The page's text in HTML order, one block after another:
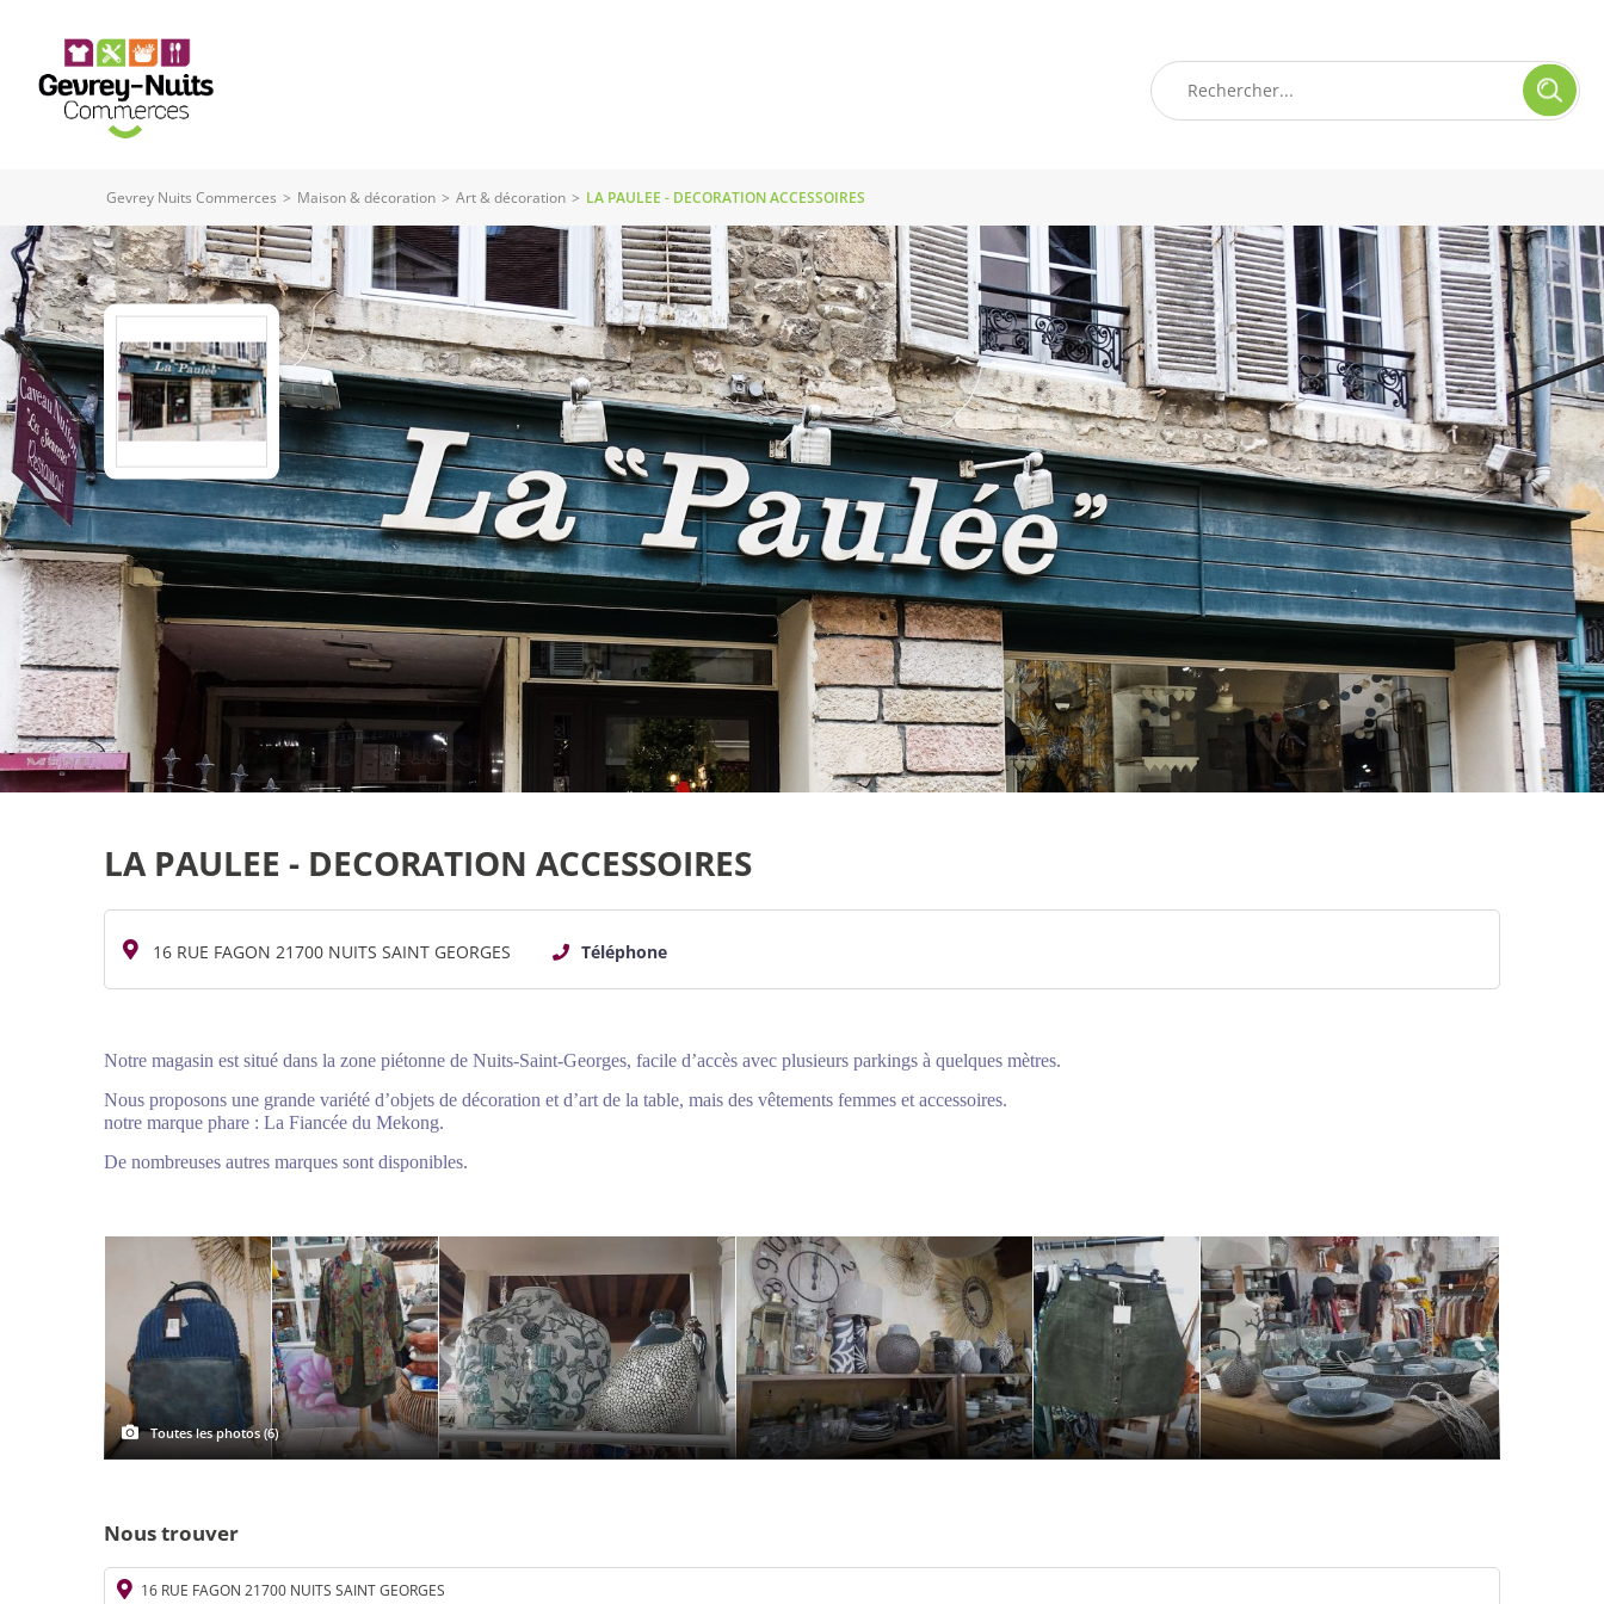
Gevrey Nuits Commerces > Maison & décoration > Art & décoration > LA PAULEE - DECORATION ACCESSOIRES
LA PAULEE - DECORATION ACCESSOIRES
16 RUE FAGON 21700 NUITS SAINT GEORGES Téléphone
Notre magasin est situé dans la zone piétonne de Nuits-Saint-Georges, facile d’accès avec plusieurs parkings à quelques mètres.
Nous proposons une grande variété d’objets de décoration et d’art de la table, mais des vêtements femmes et accessoires.
notre marque phare : La Fiancée du Mekong.
De nombreuses autres marques sont disponibles.
Toutes les photos (6)
Nous trouver
16 RUE FAGON 21700 NUITS SAINT GEORGES